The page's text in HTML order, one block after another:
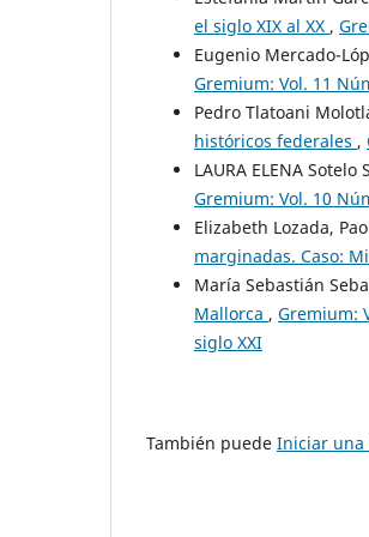
el siglo XIX al XX ,
Eugenio Mercado-
Gremium: Vol. 11
Pedro Tlatoani
históricos federales ,
LAURA ELENA Sotelo
Gremium: Vol. 10
Elizabeth Lozada,
marginadas. Caso:
María Sebastián
Mallorca , Gremium:
siglo XXI
También puede Iniciar una